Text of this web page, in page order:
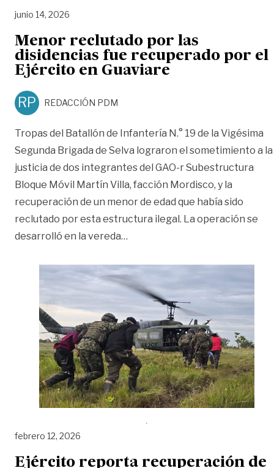
junio 14, 2026
Menor reclutado por las
disidencias fue recuperado por el
Ejército en Guaviare
RP REDACCIÓN PDM
Tropas del Batallón de Infantería N.° 19 de la Vigésima
Segunda Brigada de Selva lograron el sometimiento a la
justicia de dos integrantes del GAO-r Subestructura
Bloque Móvil Martín Villa, facción Mordisco, y la
recuperación de un menor de edad que había sido
reclutado por esta estructura ilegal. La operación se
desarrolló en la vereda…
febrero 12, 2026
Ejército reporta recuperación de